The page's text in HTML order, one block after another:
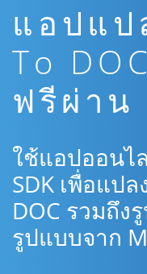
แอปแป
To
ฟรีผ่าน
ใช้แอปออนไ
SDK เพื่อแปล
DOC รวมถึ
รูปแบบจาก